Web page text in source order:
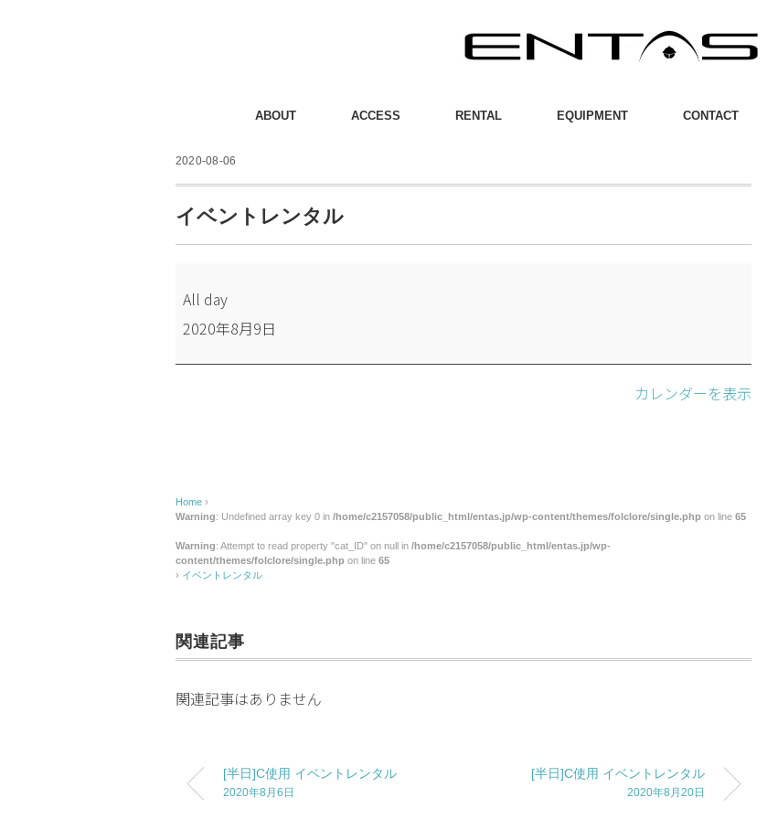
ABOUT ACCESS RENTAL EQUIPMENT CONTACT
2020-08-06
イベントレンタル
ベ
ン
All day
2020年8月9日
カレンダーを表示
Home ›
Warning: Undefined array key 0 in /home/c2157058/public_html/entas.jp/wp-content/themes/folclore/single.php on line 65
Warning: Attempt to read property "cat_ID" on null in /home/c2157058/public_html/entas.jp/wp-
content/themes/folclore/single.php on line 65
› イベントレンタル
関連記事
関連記事はありません
[半日]C使用 イベントレンタル
2020年8月6日
[半日]C使用 イベントレンタル
2020年8月20日